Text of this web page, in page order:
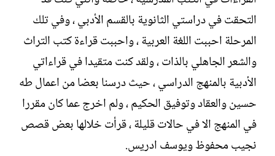
التحقت في دراستي الثانوية بالقسم الأدبي ، وفي تلك
المرحلة احببت اللغة العربية ، واحببت قراءة كتب التراث
والشعر الجاهلي بالذات ، ولقد كنت متقيدا في قراءاتي
الأدبية بالمنهج الدراسي ، حيث درسنا بعضا من اعمال طه
حسين والعقاد وتوفيق الحكيم ، ولم اخرج عما كان مقررا
في المنهج الا في حالات قليلة ، قرأت خلالها بعض قصص
نجيب محفوظ ويوسف ادريس.